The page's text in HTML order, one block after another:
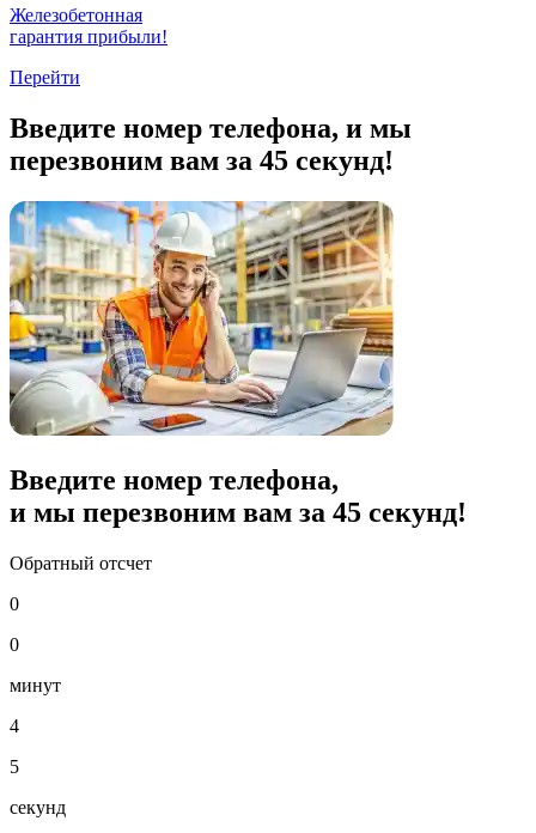
Железобетонная
гарантия прибыли!
Перейти
Введите номер телефона, и мы
перезвоним вам за 45 секунд!
Введите номер телефона,
и мы перезвоним вам за 45 секунд!
Обратный отсчет
0
0
минут
4
5
секунд